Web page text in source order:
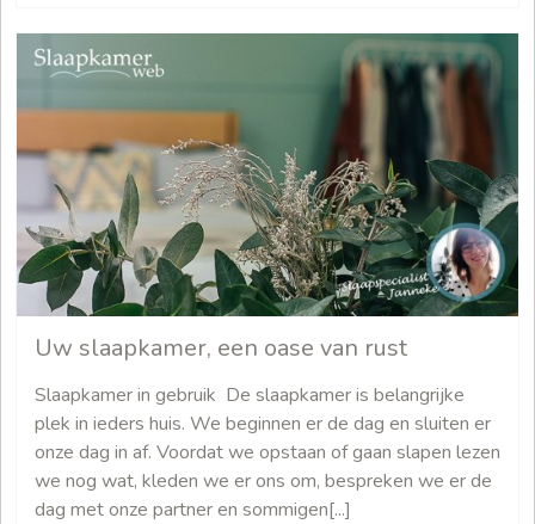
Uw slaapkamer, een oase van rust
Slaapkamer in gebruik De slaapkamer is belangrijke
plek in ieders huis. We beginnen er de dag en sluiten er
onze dag in af. Voordat we opstaan of gaan slapen lezen
we nog wat, kleden we er ons om, bespreken we er de
dag met onze partner en sommigen[...]